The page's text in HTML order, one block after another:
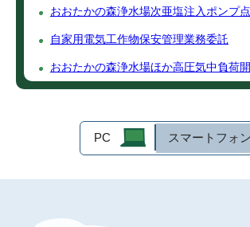
おおたかの森浄水場次亜塩注入ポンプ
自家用電気工作物保安管理業務委託
おおたかの森浄水場ほか高圧気中負荷
PC スマートフォン